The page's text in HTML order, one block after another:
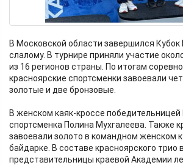
В Московской области завершился Кубок
слалому. В турнире приняли участие
из 16 регионов страны. По итогам
красноярские спортсменки завоевали
золотые и две бронзовые.
В женском каяк-кроссе
спортсменка Полина Мухгалеева. Также
завоевали золото в командном женском
байдарке. В составе красноярского трио
представительницы краевой Академии